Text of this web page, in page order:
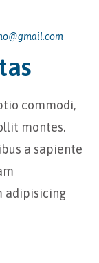
commodi,
montes.
a sapiente
adipisicing